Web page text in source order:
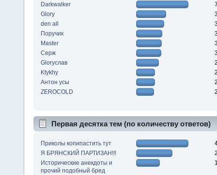
Darkwalker
Glory
den all
Поручик
Master
Серж
Gloryслав
Ktykhy
Антон усы
ZEROCOLD
Первая десятка тем (по количеству ответов)
Приколы копипастить тут
Я БРЯНСКИЙ ПАРТИЗАН!!!
Исторические анекдоты и
прочий подобный бред